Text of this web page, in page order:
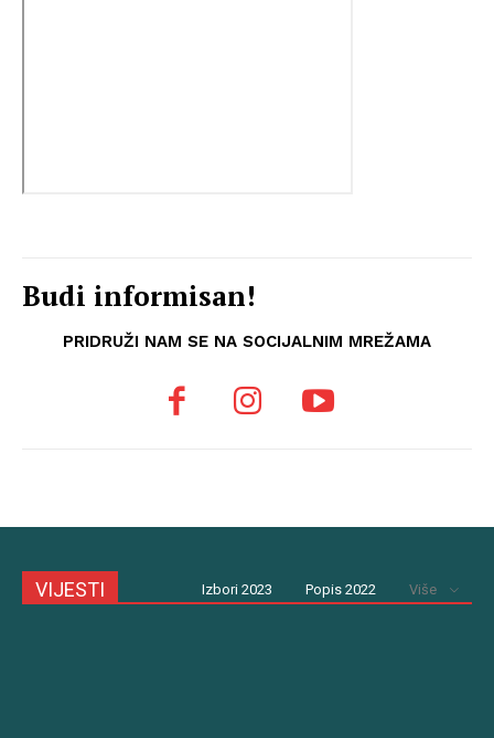
Budi informisan!
PRIDRUŽI NAM SE NA SOCIJALNIM MREŽAMA
VIJESTI Izbori 2023 Popis 2022 Više